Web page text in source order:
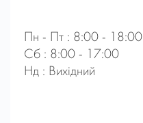
Пн - Пт : 8:00 - 18:00
Сб : 8:00 - 17:00
Нд : Вихідний